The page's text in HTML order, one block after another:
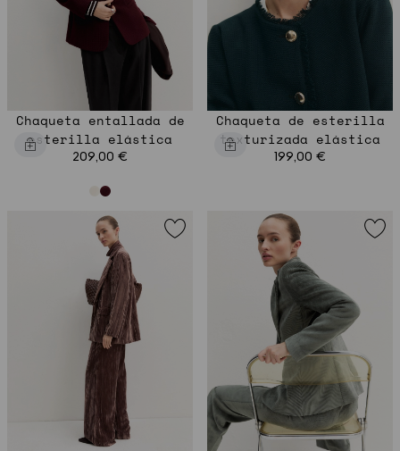
Chaqueta entallada de
esterilla elástica
209,00 €
Chaqueta de esterilla
texturizada elástica
199,00 €